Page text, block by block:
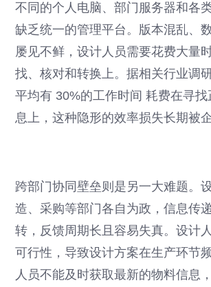
不同的个人电脑、部门服务器和各
缺乏统一的管理平台。版本混乱、
屡见不鲜，设计人员需要花费大量
找、核对和转换上。据相关行业调
平均有 30%的工作时间 耗费在寻
息上，这种隐形的效率损失长期被
跨部门协同壁垒则是另一大难题。
造、采购等部门各自为政，信息传
转，反馈周期长且容易失真。设计
可行性，导致设计方案在生产环节
人员不能及时获取最新的物料信息